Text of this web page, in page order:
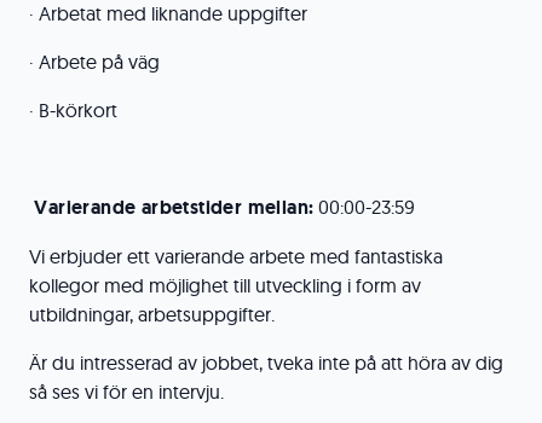
· Arbetat med liknande uppgifter
· Arbete på väg
· B-körkort
Varierande arbetstider mellan: 00:00-23:59
Vi erbjuder ett varierande arbete med fantastiska
kollegor med möjlighet till utveckling i form av
utbildningar, arbetsuppgifter.
Är du intresserad av jobbet, tveka inte på att höra av dig
så ses vi för en intervju.